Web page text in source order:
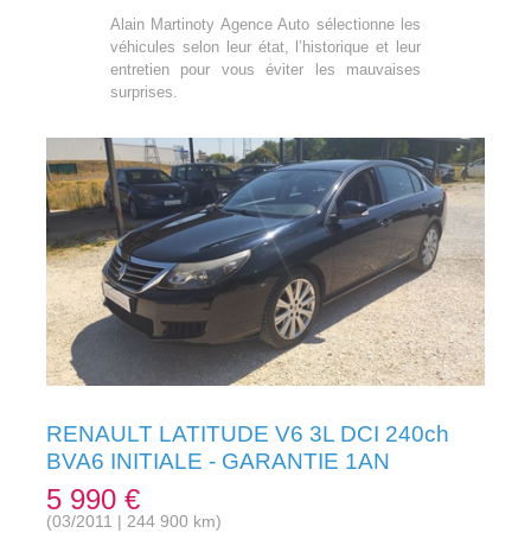
Alain Martinoty Agence Auto sélectionne les
véhicules selon leur état, l’historique et leur
entretien pour vous éviter les mauvaises
surprises.
RENAULT LATITUDE V6 3L DCI 240ch
BVA6 INITIALE - GARANTIE 1AN
5 990 €
(03/2011 | 244 900 km)